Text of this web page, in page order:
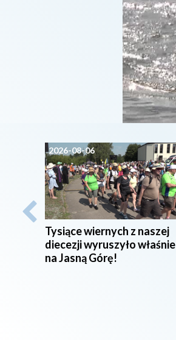
2026-08-06
Tysiące wiernych z naszej
diecezji wyruszyło właśnie
na Jasną Górę!